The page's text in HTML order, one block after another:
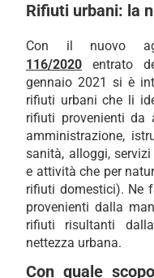
Rifiuti urbani: la
Con il nuovo
116/2020 entrato
gennaio 2021 si è
rifiuti urbani che li
rifiuti provenienti da
amministrazione,
sanità, alloggi,
e attività che per
rifiuti domestici). Ne
provenienti dalla
rifiuti risultanti
nettezza urbana.
Con quale